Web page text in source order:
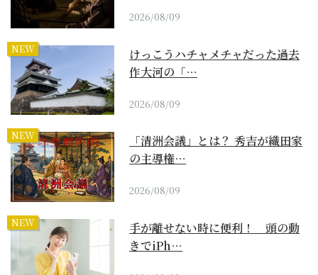
2026/08/09
NEW
けっこうハチャメチャだった過去
作大河の「…
2026/08/09
NEW
「清洲会議」とは？ 秀吉が織田家
の主導権…
2026/08/09
NEW
手が離せない時に便利！ 頭の動
きでiPh…